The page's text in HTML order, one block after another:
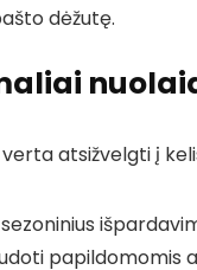
dėžutę.
atsižvelgti į
papildomomis